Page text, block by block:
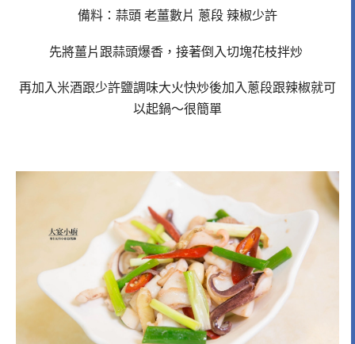
備料：蒜頭 老薑數片 蔥段 辣椒少許
先將薑片跟蒜頭爆香，接著倒入切塊花枝拌炒
再加入米酒跟少許鹽調味大火快炒後加入蔥段跟辣椒就可
以起鍋～很簡單